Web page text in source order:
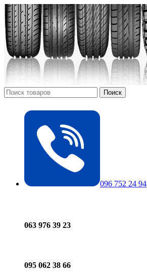
Поиск
096 752 24 94
063 976 39 23
095 062 38 66